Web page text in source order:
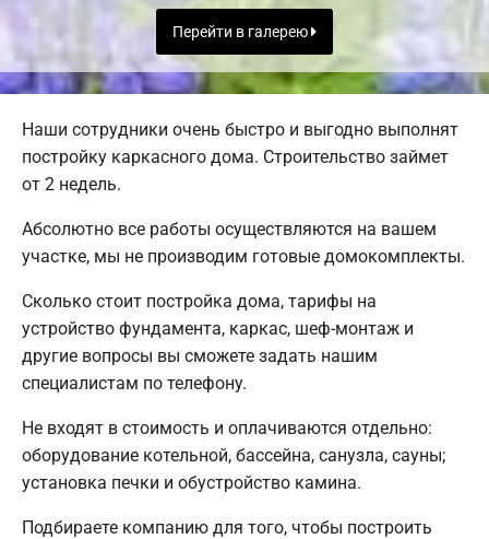
Перейти в галерею
Наши сотрудники очень быстро и выгодно выполнят
постройку каркасного дома. Строительство займет
от 2 недель.
Абсолютно все работы осуществляются на вашем
участке, мы не производим готовые домокомплекты.
Сколько стоит постройка дома, тарифы на
устройство фундамента, каркас, шеф-монтаж и
другие вопросы вы сможете задать нашим
специалистам по телефону.
Не входят в стоимость и оплачиваются отдельно:
оборудование котельной, бассейна, санузла, сауны;
установка печки и обустройство камина.
Подбираете компанию для того, чтобы построить